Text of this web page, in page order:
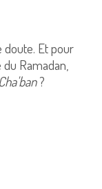
doute. Et pour
Ramadan,
Cha'ban?